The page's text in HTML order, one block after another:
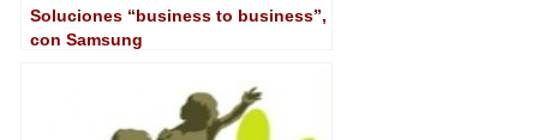
Soluciones “business to business”,
con Samsung